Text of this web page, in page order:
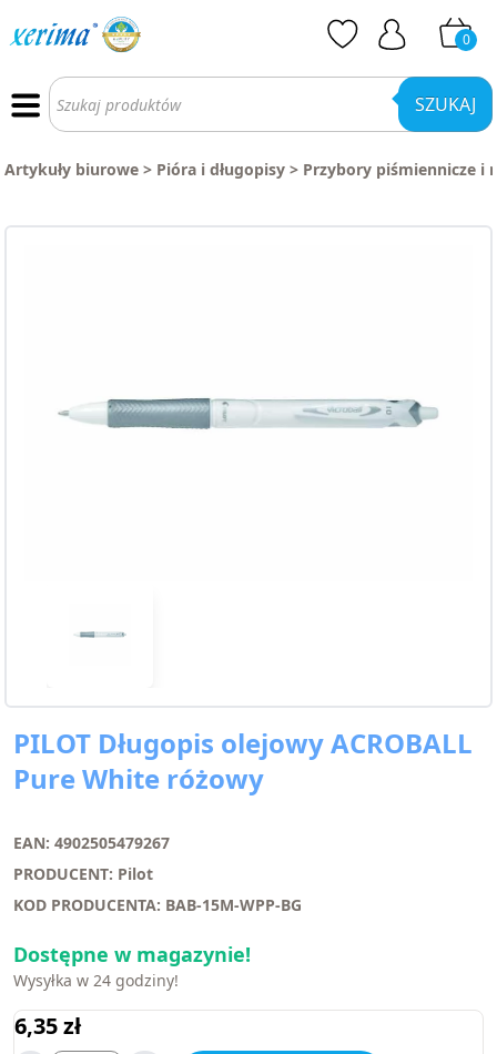
0
Wyszukiwarka
produktów SZUKAJ
Artykuły biurowe > Pióra i długopisy > Przybory piśmiennicze i
PILOT Długopis olejowy ACROBALL
Pure White różowy
EAN: 4902505479267
PRODUCENT: Pilot
KOD PRODUCENTA: BAB-15M-WPP-BG
Dostępne w magazynie!
Wysyłka w 24 godziny!
6,35zł